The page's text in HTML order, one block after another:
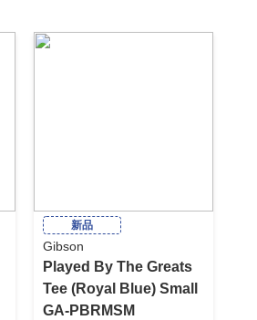
新品
Gibson
Played By The Greats
Tee (Royal Blue) Small
GA-PBRMSM